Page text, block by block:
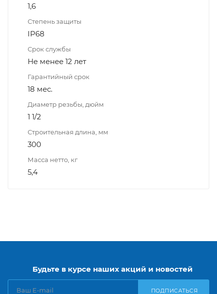
1,6
Степень защиты
IP68
Срок службы
Не менее 12 лет
Гарантийный срок
18 мес.
Диаметр резьбы, дюйм
1 1/2
Строительная длина, мм
300
Масса нетто, кг
5,4
Будьте в курсе наших акций и новостей
ПОДПИСАТЬСЯ